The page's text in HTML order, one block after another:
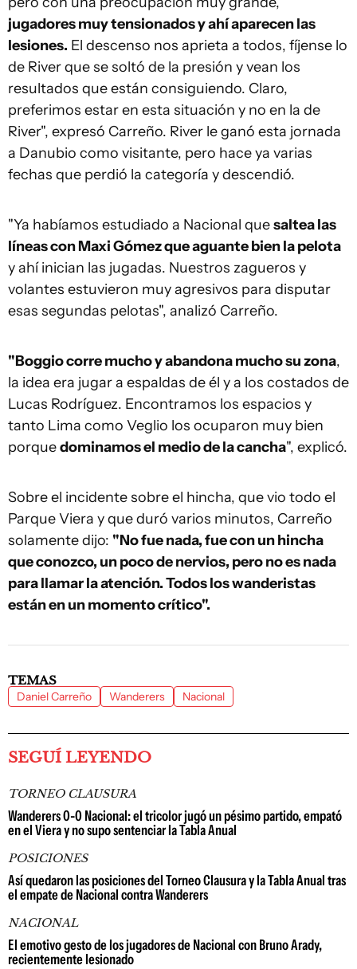
jugadores muy tensionados y ahí aparecen las
lesiones. El descenso nos aprieta a todos, fíjense lo
de River que se soltó de la presión y vean los
resultados que están consiguiendo. Claro,
preferimos estar en esta situación y no en la de
River", expresó Carreño. River le ganó esta jornada
a Danubio como visitante, pero hace ya varias
fechas que perdió la categoría y descendió.
"Ya habíamos estudiado a Nacional quesaltea las
líneas con Maxi Gómez que aguante bien la pelota
y ahí inician las jugadas. Nuestros zagueros y
volantes estuvieron muy agresivos para disputar
esas segundas pelotas", analizó Carreño.
"Boggio corre mucho y abandona mucho su zona,
la idea era jugar a espaldas de él y a los costados de
Lucas Rodríguez. Encontramos los espacios y
tanto Lima como Veglio los ocuparon muy bien
porquedominamos el medio de la cancha", explicó.
Sobre el incidente sobre el hincha, que vio todo el
Parque Viera y que duró varios minutos, Carreño
solamente dijo: "No fue nada, fue con un hincha
que conozco, un poco de nervios, pero no es nada
para llamar la atención. Todos los wanderistas
están en un momento crítico".
TEMAS
Daniel Carreño Wanderers Nacional
SEGUÍ LEYENDO
TORNEO CLAUSURA
Wanderers 0-0 Nacional: el tricolor jugó un pésimo partido, empató
en el Viera y no supo sentenciar la Tabla Anual
POSICIONES
Así quedaron las posiciones del Torneo Clausura y la Tabla Anual tras
el empate de Nacional contra Wanderers
NACIONAL
El emotivo gesto de los jugadores de Nacional con Bruno Arady,
recientemente lesionado